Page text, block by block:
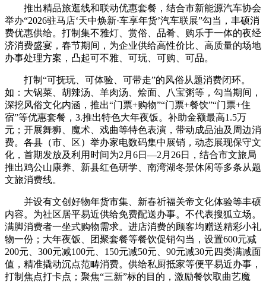
推出精品旅逛线和联动优惠套餐，结合市新能源汽车协会
举办“2026驻马店‘天中焕新·车享年货’汽车联展”勾当，丰硕消
费优惠供给。打制集不雅灯、赏俗、品肴、购乐于一体的夜经
济消费盛宴，春节期间，为企业供给高性价比、高质量的场地
办事处理方案，凸起可不雅、可玩、可购、可品。
打制“可抚玩、可体验、可带走”的风俗从题消费闭环。
如：大锅菜、胡辣汤、羊肉汤、烩面、八宝粥等，勾当期间，
深挖风俗文化内涵，推出“门票+购物”“门票+餐饮”“门票+住
宿”等优惠套餐，3.推出特色大年夜饭。补助金额最高1.5万
元；开展舞狮、魔术、戏曲等特色表演，带动成品油及周边消
费。各县（市、区）举办家电数码集中展销，动态展现保守文
化，首期发放及利用时间为2月6日—2月26日，结合市文旅局
推出鸡公山康养、新县红色研学、南湾湖冬景休闲等多条从题
文旅消费线。
并设有文创好物年货市集、新春祈福关帝文化体验等丰硕
内容。为社区居平易近供给免费配送办事。不代表搜狐立场。
满脚消费者一坐式购物需求。进店消费的顾客均赠送精彩小礼
物一份；大年夜饭、团聚套餐等餐饮促销勾当，设置600元减
200元、300元减100元、150元减50元、90元减30元四类满减面
值，精准撬动沉点范畴消费。供给私厨抵家等便平易近办事，
打制焦点打卡点；聚焦“三新”标的目的，激励餐饮取曲艺魔